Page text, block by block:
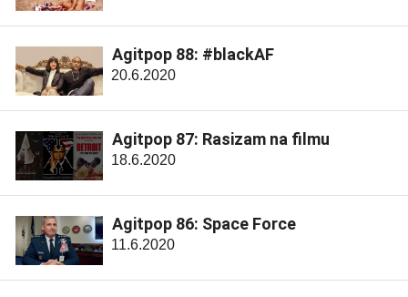
Agitpop 88: #blackAF
20.6.2020
Agitpop 87: Rasizam na filmu
18.6.2020
Agitpop 86: Space Force
11.6.2020